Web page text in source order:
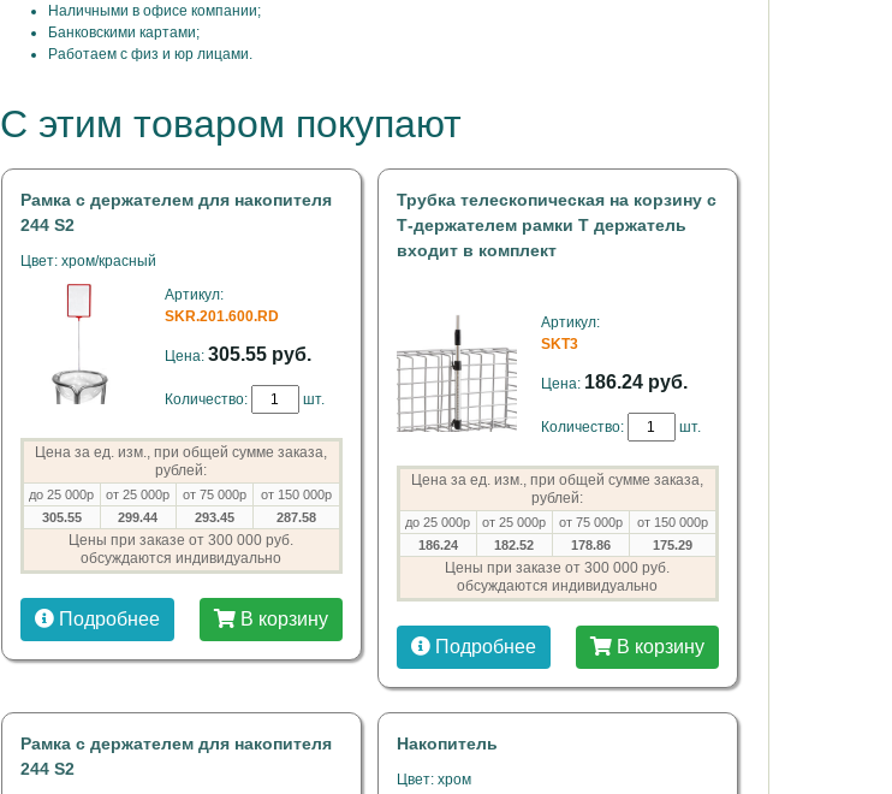
Наличными в офисе компании;
Банковскими картами;
Работаем с физ и юр лицами.
С этим товаром покупают
Рамка с держателем для накопителя
244 S2
Цвет: хром/красный
Артикул:
SKR.201.600.RD
Цена: 305.55 руб.
Количество: шт.
Цена за ед. изм., при общей сумме заказа,
рублей:
до 25 000р от 25 000р от 75 000р
от 150 000р
305.55
299.44 293.45 287.58
Цены при заказе от 300 000 руб.
обсуждаются индивидуально
Подробнее В корзину
Трубка телескопическая на корзину с
Т-держателем рамки Т держатель
входит в комплект
Артикул:
SKT3
Цена: 186.24 руб.
Количество: шт.
Цена за ед. изм., при общей сумме заказа,
рублей:
до 25 000р от 25 000р от 75 000р
от 150 000р
186.24
182.52 178.86 175.29
Цены при заказе от 300 000 руб.
обсуждаются индивидуально
Подробнее В корзину
Рамка с держателем для накопителя
244 S2
Накопитель
Цвет: хром